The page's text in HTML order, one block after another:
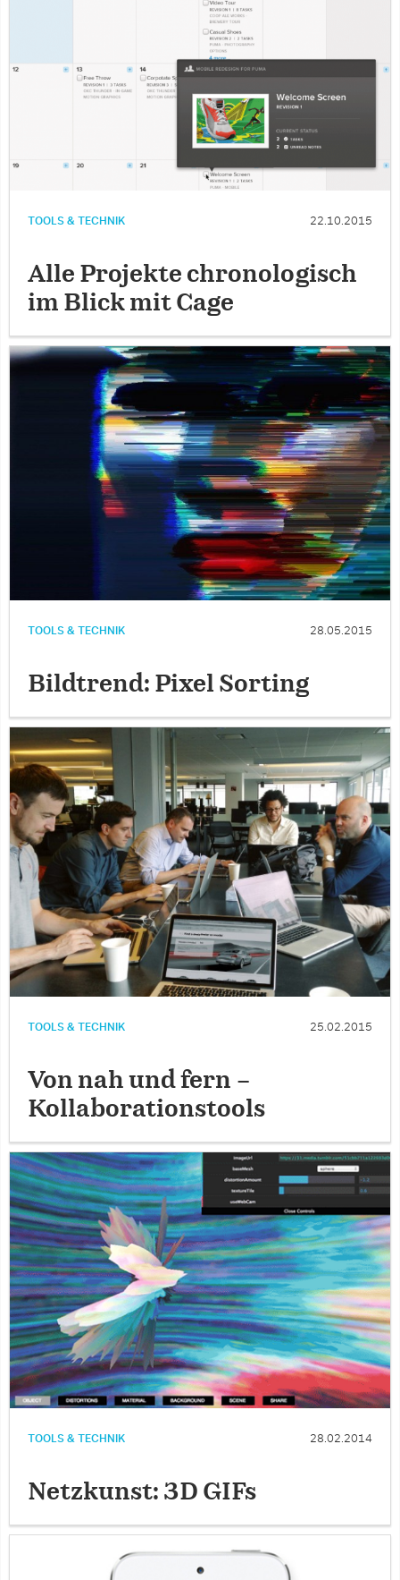
TOOLS & TECHNIK 22.10.2015
Alle Projekte chronologisch
im Blick mit Cage
TOOLS & TECHNIK 28.05.2015
Bildtrend: Pixel Sorting
TOOLS & TECHNIK 25.02.2015
Von nah und fern –
Kollaborationstools
TOOLS & TECHNIK 28.02.2014
Netzkunst: 3D GIFs